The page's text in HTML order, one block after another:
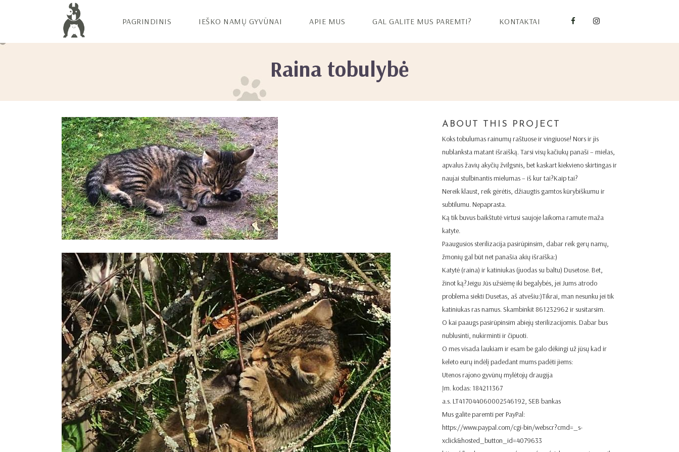
PAGRINDINIS IEŠKO NAMŲ GYVŪNAI APIE MUS GAL GALITE MUS PAREMTI? KONTAKTAI
Raina tobulybė
ABOUT THIS PROJECT
Koks tobulumas rainumų raštuose ir vingiuose! Nors ir jis
nublanksta matant išraišką. Tarsi visų kačiukų panaši – mielas,
apvalus žavių akyčių žvilgsnis, bet kaskart kiekvieno skirtingas ir
naujai stulbinantis mielumas – iš kur tai?Kaip tai?
Nereik klaust, reik gėrėtis, džiaugtis gamtos kūrybiškumu ir
subtilumu. Nepaprasta.
Ką tik buvus baikštutė virtusi saujoje laikoma ramute maža
katyte.
Paaugusios sterilizacija pasirūpinsim, dabar reik gerų namų,
žmonių gal būt net panašia akių išraiška:)
Katytė (raina) ir katiniukas (juodas su baltu) Dusetose. Bet,
žinot ką?Jeigu Jūs užsiėmę iki begalybės, jei Jums atrodo
problema siekti Dusetas, aš atvešiu:)Tikrai, man nesunku jei tik
katiniukas ras namus. Skambinkit 861232962 ir susitarsim.
O kai paaugs pasirūpinsim abiejų sterilizacijomis. Dabar bus
nublusinti, nukirminti ir čipuoti.
O mes visada laukiam ir esam be galo dėkingi už jūsų kad ir
keleto eurų indėlį padedant mums padėti jiems:
Utenos rajono gyvūnų mylėtojų draugija
Įm. kodas: 184211367
a.s. LT417044060002546192, SEB bankas
Mus galite paremti per PayPal:
https://www.paypal.com/cgi-bin/webscr?cmd=_s-
xclick&hosted_button_id=4079633